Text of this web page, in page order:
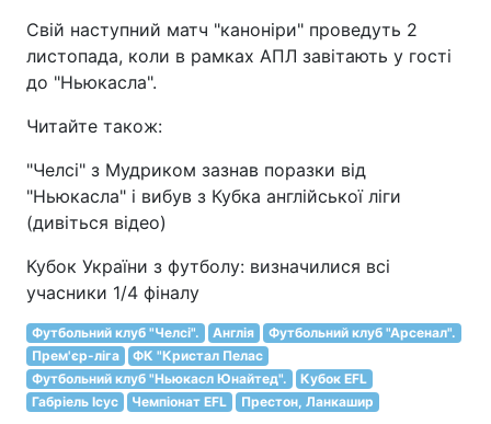
Свій наступний матч "каноніри" проведуть 2
листопада, коли в рамках АПЛ завітають у гості
до "Ньюкасла".
Читайте також:
"Челсі" з Мудриком зазнав поразки від
"Ньюкасла" і вибув з Кубка англійської ліги
(дивіться відео)
Кубок України з футболу: визначилися всі
учасники 1/4 фіналу
Футбольний клуб "Челсі". Англія
Футбольний клуб "Арсенал".
Прем'єр-ліга
ФК "Кристал Пелас
Футбольний клуб "Ньюкасл Юнайтед".
Кубок EFL
Габріель Ісус
Чемпіонат EFL Престон, Ланкашир